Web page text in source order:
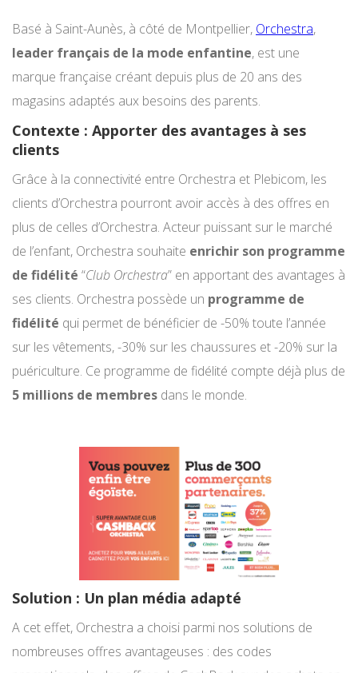
Basé à Saint-Aunès, à côté de Montpellier, Orchestra,
leader français de la mode enfantine, est une
marque française créant depuis plus de 20 ans des
magasins adaptés aux besoins des parents.
Contexte : Apporter des avantages à ses
clients
Grâce à la connectivité entre Orchestra et Plebicom, les
clients d’Orchestra pourront avoir accès à des offres en
plus de celles d’Orchestra. Acteur puissant sur le marché
de l’enfant, Orchestra souhaite enrichir son programme
de fidélité “Club Orchestra” en apportant des avantages à
ses clients. Orchestra possède un programme de
fidélité qui permet de bénéficier de -50% toute l’année
sur les vêtements, -30% sur les chaussures et -20% sur la
puériculture. Ce programme de fidélité compte déjà plus de
5 millions de membres dans le monde.
Solution : Un plan média adapté
A cet effet, Orchestra a choisi parmi nos solutions de
nombreuses offres avantageuses : des codes